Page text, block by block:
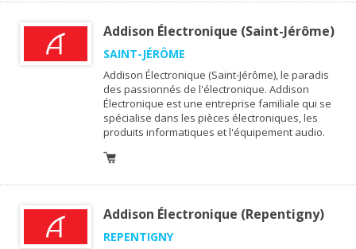
Addison Électronique (Saint-Jérôme)
SAINT-JÉRÔME
Addison Électronique (Saint-Jérôme), le paradis
des passionnés de l'électronique. Addison
Électronique est une entreprise familiale qui se
spécialise dans les pièces électroniques, les
produits informatiques et l'équipement audio.
Addison Électronique (Repentigny)
REPENTIGNY